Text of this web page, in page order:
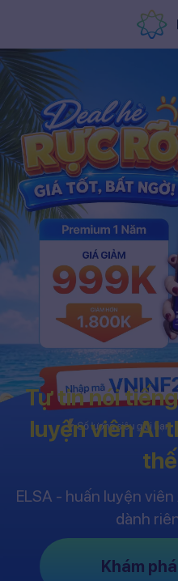
Tự tin nói
luyện viên AI
ELSA - huấn luyện
dành
Khám